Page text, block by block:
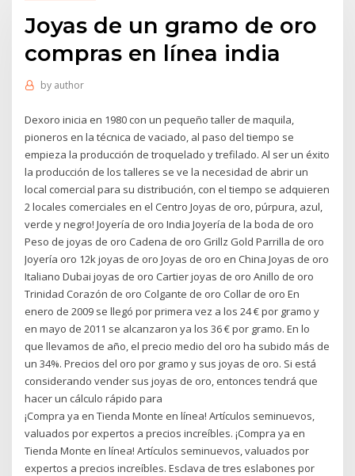
Joyas de un gramo de oro
compras en línea india
by author
Dexoro inicia en 1980 con un pequeño taller de maquila,
pioneros en la técnica de vaciado, al paso del tiempo se
empieza la producción de troquelado y trefilado. Al ser un éxito
la producción de los talleres se ve la necesidad de abrir un
local comercial para su distribución, con el tiempo se adquieren
2 locales comerciales en el Centro Joyas de oro, púrpura, azul,
verde y negro! Joyería de oro India Joyería de la boda de oro
Peso de joyas de oro Cadena de oro Grillz Gold Parrilla de oro
Joyería oro 12k joyas de oro Joyas de oro en China Joyas de oro
Italiano Dubai joyas de oro Cartier joyas de oro Anillo de oro
Trinidad Corazón de oro Colgante de oro Collar de oro En
enero de 2009 se llegó por primera vez a los 24 € por gramo y
en mayo de 2011 se alcanzaron ya los 36 € por gramo. En lo
que llevamos de año, el precio medio del oro ha subido más de
un 34%. Precios del oro por gramo y sus joyas de oro. Si está
considerando vender sus joyas de oro, entonces tendrá que
hacer un cálculo rápido para
¡Compra ya en Tienda Monte en línea! Artículos seminuevos,
valuados por expertos a precios increíbles. ¡Compra ya en
Tienda Monte en línea! Artículos seminuevos, valuados por
expertos a precios increíbles. Esclava de tres eslabones por